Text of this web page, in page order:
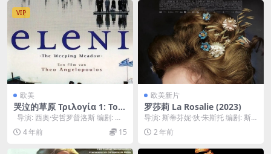
VIP
欧美
哭泣的草原 Τριλογία 1: Το Λ
ιβάδι που δακρύζει (2004)
导演: 西奥·安哲罗普洛斯 编剧: 西
奥·安哲罗普洛斯 / 托尼诺...
4 年前 15
欧美新片
罗莎莉 La Rosalie (2023)
导演: 斯蒂芬妮·狄·朱斯托 编剧: 斯
蒂芬妮·狄·朱斯托 / Alexandr...
2 年前